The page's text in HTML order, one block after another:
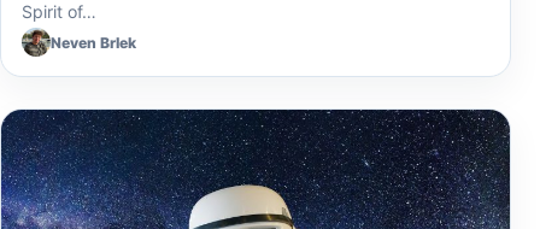
Spirit of…
Neven Brlek